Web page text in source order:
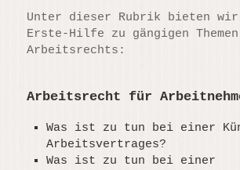
Unter dieser Rubrik bieten
Erste-Hilfe zu gängigen
Arbeitsrechts:
Arbeitsrecht für
Was ist zu tun bei einer
Arbeitsvertrages?
Was ist zu tun bei einer